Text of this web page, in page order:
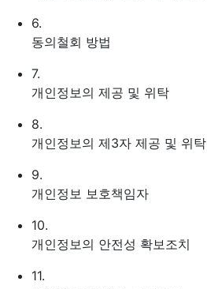
6.
동의철회 방법
7.
개인정보의 제공 및 위탁
8.
개인정보의 제3자 제공 및 위탁
9.
개인정보 보호책임자
10.
개인정보의 안전성 확보조치
11.